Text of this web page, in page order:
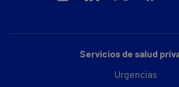
Servicios de salud
Urgencias